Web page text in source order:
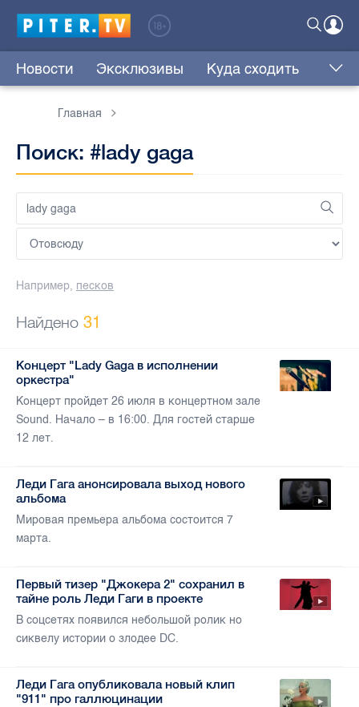
Новости Эксклюзивы Куда сходить
Главная
Поиск: #lady gaga
Например, песков
Найдено 31
Концерт "Lady Gaga в исполнении
оркестра"
Концерт пройдет 26 июля в концертном зале
Sound. Начало – в 16:00. Для гостей старше
12 лет.
Леди Гага анонсировала выход нового
альбома
Мировая премьера альбома состоится 7
марта.
Первый тизер "Джокера 2" сохранил в
тайне роль Леди Гаги в проекте
В соцсетях появился небольшой ролик но
сиквелу истории о злодее DC.
Леди Гага опубликовала новый клип
"911" про галлюцинации